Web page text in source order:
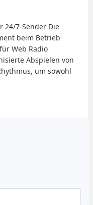
7-Sender Die
beim Betrieb
Web Radio
Abspielen von
um sowohl